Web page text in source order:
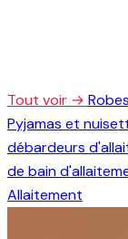
Tout voir →
Pyjamas et
débardeurs
de bain
Allaitement